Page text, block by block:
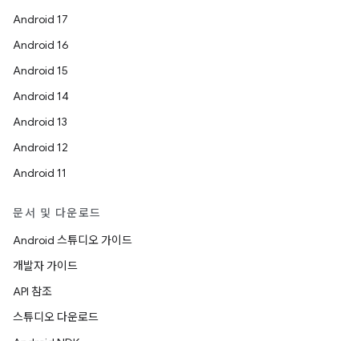
Android 17
Android 16
Android 15
Android 14
Android 13
Android 12
Android 11
문서 및 다운로드
Android 스튜디오 가이드
개발자 가이드
API 참조
스튜디오 다운로드